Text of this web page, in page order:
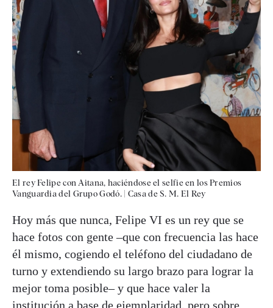
El rey Felipe con Aitana, haciéndose el selfie en los Premios
Vanguardia del Grupo Godó.| Casa de S. M. El Rey
Hoy más que nunca, Felipe VI es un rey que se
hace fotos con gente –que con frecuencia las hace
él mismo, cogiendo el teléfono del ciudadano de
turno y extendiendo su largo brazo para lograr la
mejor toma posible– y que hace valer la
institución a base de ejemplaridad, pero sobre